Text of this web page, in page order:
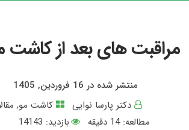
مراقبت‌ های بعد از کاشت
منتشر شده در 16 فروردین, 1405
دکتر پارسا نوایی
کاشت مو,
مطالعه: 14 دقیقه بازدید: 14143